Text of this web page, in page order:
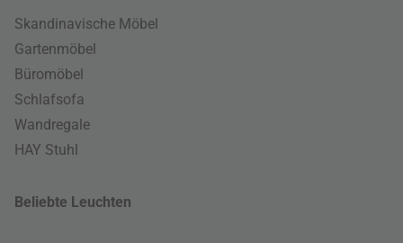
Skandinavische Möbel
Gartenmöbel
Büromöbel
Schlafsofa
Wandregale
HAY Stuhl
Beliebte Leuchten